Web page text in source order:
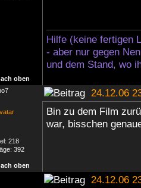
Hilfe (keine fertigen
- aber nur gegen
und dem Stand, wo
oben
24.12.06
218
392
Bin zu dem Film
war, bisschen
oben
24.12.06